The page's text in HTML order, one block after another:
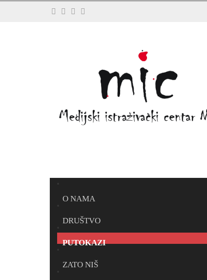
O NAMA
DRUŠTVO
PUTOKAZI
ZATO NIŠ